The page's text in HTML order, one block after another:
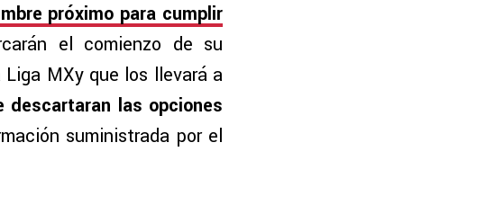
próximo para cumplir
el comienzo de su
MXy que los llevará a
las opciones
suministrada por el